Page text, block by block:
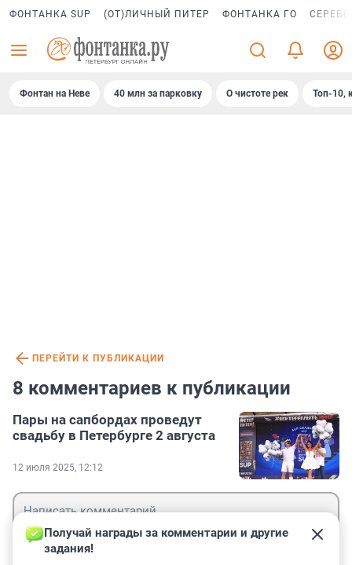
ФОНТАНКА SUP (ОТ)ЛИЧНЫЙ ПИТЕР ФОНТАНКА ГО
Фонтан на Неве 40 млн за парковку О чистоте рек Топ-10,
ПЕРЕЙТИ К ПУБЛИКАЦИИ
8 комментариев к публикации
Пары на сапбордах проведут
свадьбу в Петербурге 2 августа
12 июля 2025, 12:12
Получай награды за комментарии и другие
задания!